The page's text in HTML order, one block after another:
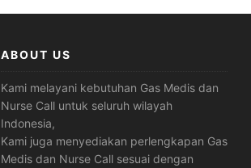
ABOUT US
Kami melayani kebutuhan Gas Medis dan
Nurse Call untuk seluruh wilayah
Indonesia,
Kami juga menyediakan perlengkapan Gas
Medis dan Nurse Call sesuai dengan